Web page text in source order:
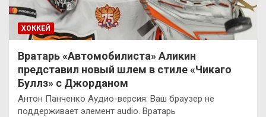
ХОККЕЙ
Вратарь «Автомобилиста» Аликин
представил новый шлем в стиле «Чикаго
Буллз» с Джорданом
Антон Панченко Аудио-версия: Ваш браузер не
поддерживает элемент audio. Вратарь